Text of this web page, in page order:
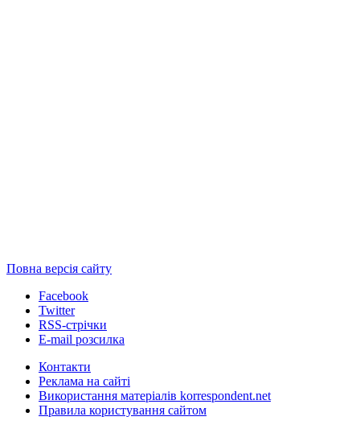
Повна версія сайту
Facebook
Twitter
RSS-стрічки
E-mail розсилка
Контакти
Реклама на сайті
Використання матеріалів korrespondent.net
Правила користування сайтом